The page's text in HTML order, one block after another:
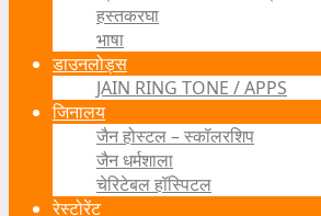
हस्तकरघा
भाषा
डाउनलोड्स
JAIN RING TONE / APPS
जिनालय
जैन होस्टल – स्कॉलरशिप
जैन धर्मशाला
चेरिटेबल हॉस्पिटल
रेस्टोरेंट